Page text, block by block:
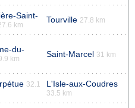
Saint-
km
Tourville 27.8 km
du-
km Saint-Marcel 31 km
32.1
L'Isle-aux-Coudres
33.5 km